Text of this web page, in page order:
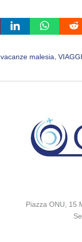
vacanze malesia,
Piazza ONU, 15